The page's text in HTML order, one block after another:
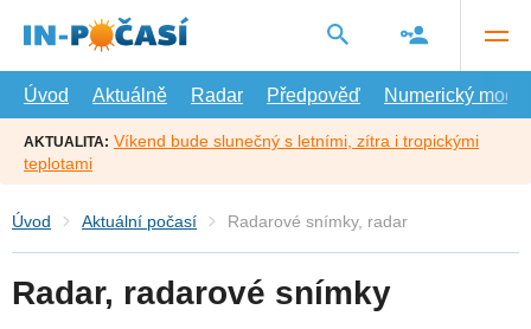
hlavní
Úvod
Aktuálně Radar Předpověď Numerický model
AKTUALITA: Víkend bude slunečný s letními, zítra i tropickými
teplotami
Úvod Aktuální počasí Radarové snímky, radar
Radar, radarové snímky